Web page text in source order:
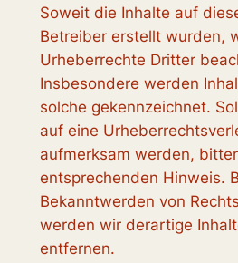
Soweit die Inhalte auf
Betreiber erstellt wurden,
Urheberrechte Dritter
Insbesondere werden
solche gekennzeichnet.
auf eine
aufmerksam werden,
entsprechenden Hinweis.
Bekanntwerden von
werden wir derartige
entfernen.